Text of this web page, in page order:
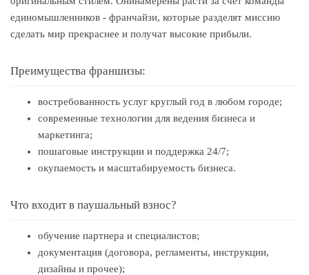
единомышленников - франчайзи, которые разделят миссию
сделать мир прекраснее и получат высокие прибыли.
Преимущества франшизы:
востребованность услуг круглый год в любом городе;
современные технологии для ведения бизнеса и
маркетинга;
пошаговые инструкции и поддержка 24/7;
окупаемость и масштабируемость бизнеса.
Что входит в паушальный взнос?
обучение партнера и специалистов;
документация (договора, регламенты, инструкции,
дизайны и прочее);